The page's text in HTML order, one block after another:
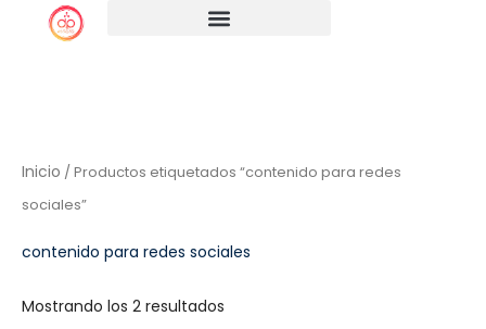
Inicio / Productos etiquetados “contenido para redes
sociales”
contenido para redes sociales
Mostrando los 2 resultados
Ordenado
por